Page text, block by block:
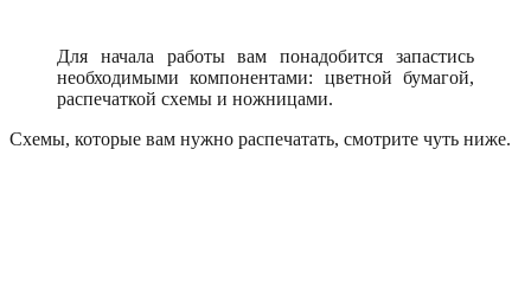
Для начала работы вам понадобится запастись
необходимыми компонентами: цветной бумагой,
распечаткой схемы и ножницами.
Схемы, которые вам нужно распечатать, смотрите чуть ниже.